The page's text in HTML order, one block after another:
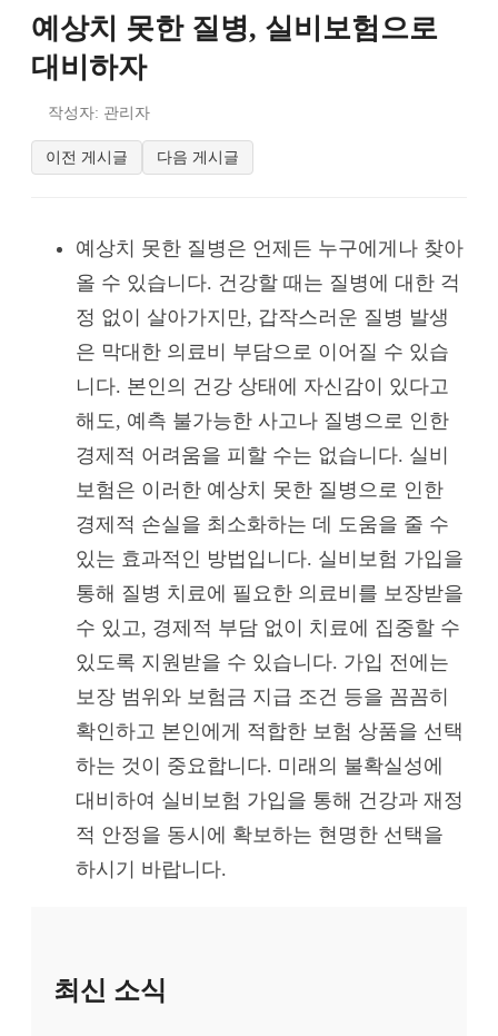
예상치 못한 질병, 실비보험으로
대비하자
작성자: 관리자
이전 게시글 다음 게시글
예상치 못한 질병은 언제든 누구에게나 찾아
올 수 있습니다. 건강할 때는 질병에 대한 걱
정 없이 살아가지만, 갑작스러운 질병 발생
은 막대한 의료비 부담으로 이어질 수 있습
니다. 본인의 건강 상태에 자신감이 있다고
해도, 예측 불가능한 사고나 질병으로 인한
경제적 어려움을 피할 수는 없습니다. 실비
보험은 이러한 예상치 못한 질병으로 인한
경제적 손실을 최소화하는 데 도움을 줄 수
있는 효과적인 방법입니다. 실비보험 가입을
통해 질병 치료에 필요한 의료비를 보장받을
수 있고, 경제적 부담 없이 치료에 집중할 수
있도록 지원받을 수 있습니다. 가입 전에는
보장 범위와 보험금 지급 조건 등을 꼼꼼히
확인하고 본인에게 적합한 보험 상품을 선택
하는 것이 중요합니다. 미래의 불확실성에
대비하여 실비보험 가입을 통해 건강과 재정
적 안정을 동시에 확보하는 현명한 선택을
하시기 바랍니다.
최신 소식